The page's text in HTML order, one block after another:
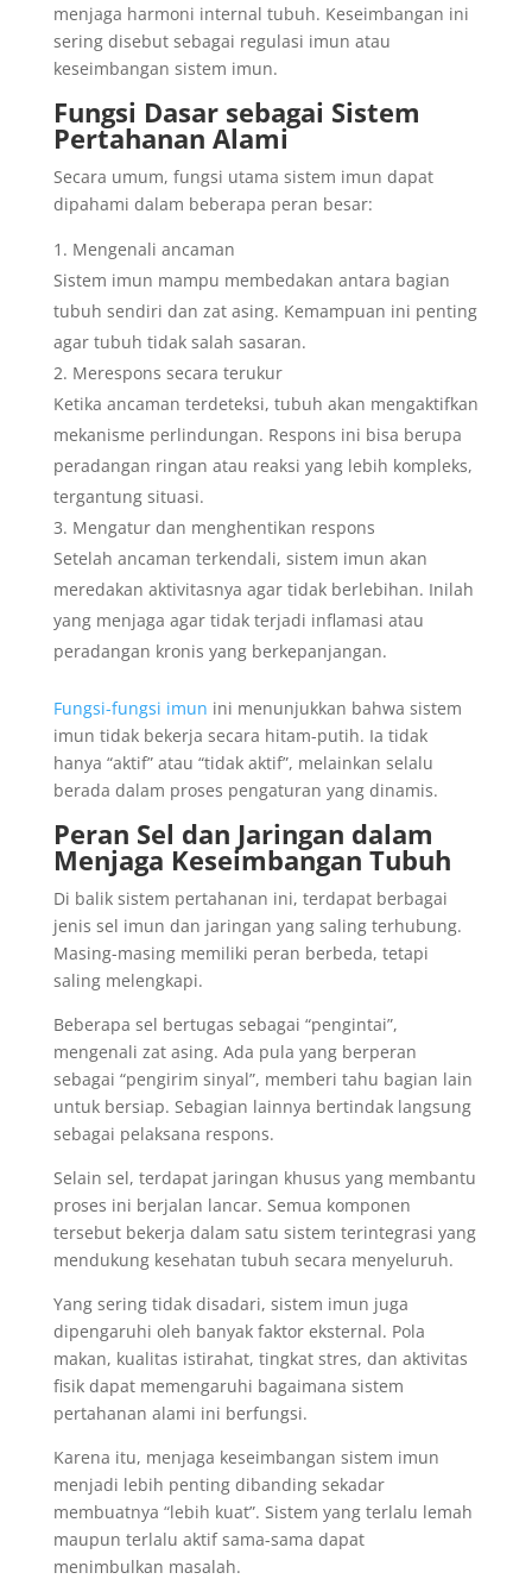
menjaga harmoni internal tubuh. Keseimbangan ini
sering disebut sebagai regulasi imun atau
keseimbangan sistem imun.
Fungsi Dasar sebagai Sistem
Pertahanan Alami
Secara umum, fungsi utama sistem imun dapat
dipahami dalam beberapa peran besar:
Mengenali ancaman
Sistem imun mampu membedakan antara bagian
tubuh sendiri dan zat asing. Kemampuan ini penting
agar tubuh tidak salah sasaran.
Merespons secara terukur
Ketika ancaman terdeteksi, tubuh akan mengaktifkan
mekanisme perlindungan. Respons ini bisa berupa
peradangan ringan atau reaksi yang lebih kompleks,
tergantung situasi.
Mengatur dan menghentikan respons
Setelah ancaman terkendali, sistem imun akan
meredakan aktivitasnya agar tidak berlebihan. Inilah
yang menjaga agar tidak terjadi inflamasi atau
peradangan kronis yang berkepanjangan.
Fungsi-fungsi imun ini menunjukkan bahwa sistem
imun tidak bekerja secara hitam-putih. Ia tidak
hanya “aktif” atau “tidak aktif”, melainkan selalu
berada dalam proses pengaturan yang dinamis.
Peran Sel dan Jaringan dalam
Menjaga Keseimbangan Tubuh
Di balik sistem pertahanan ini, terdapat berbagai
jenis sel imun dan jaringan yang saling terhubung.
Masing-masing memiliki peran berbeda, tetapi
saling melengkapi.
Beberapa sel bertugas sebagai “pengintai”,
mengenali zat asing. Ada pula yang berperan
sebagai “pengirim sinyal”, memberi tahu bagian lain
untuk bersiap. Sebagian lainnya bertindak langsung
sebagai pelaksana respons.
Selain sel, terdapat jaringan khusus yang membantu
proses ini berjalan lancar. Semua komponen
tersebut bekerja dalam satu sistem terintegrasi yang
mendukung kesehatan tubuh secara menyeluruh.
Yang sering tidak disadari, sistem imun juga
dipengaruhi oleh banyak faktor eksternal. Pola
makan, kualitas istirahat, tingkat stres, dan aktivitas
fisik dapat memengaruhi bagaimana sistem
pertahanan alami ini berfungsi.
Karena itu, menjaga keseimbangan sistem imun
menjadi lebih penting dibanding sekadar
membuatnya “lebih kuat”. Sistem yang terlalu lemah
maupun terlalu aktif sama-sama dapat
menimbulkan masalah.